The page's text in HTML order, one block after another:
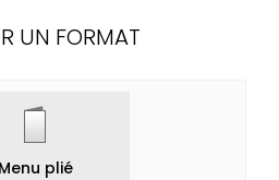
UN FORMAT
Menu plié